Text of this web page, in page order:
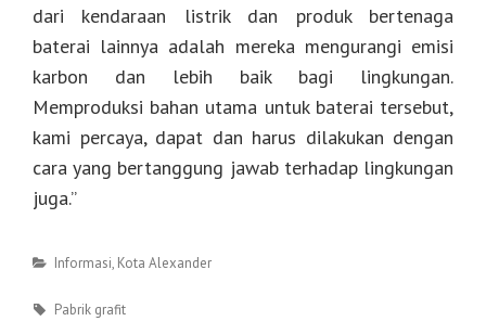
dari kendaraan listrik dan produk bertenaga
baterai lainnya adalah mereka mengurangi emisi
karbon dan lebih baik bagi lingkungan.
Memproduksi bahan utama untuk baterai tersebut,
kami percaya, dapat dan harus dilakukan dengan
cara yang bertanggung jawab terhadap lingkungan
juga.”
Categories
Informasi, Kota Alexander
Tags
Pabrik grafit